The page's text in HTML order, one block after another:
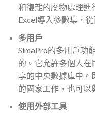
和復雜的廢物處理進
Excel導入參數集，
多用戶
SimaPro的多用戶功
的。它允許多個人在
享的中央數據庫中。
的國家工作，也可以
使用外部工具